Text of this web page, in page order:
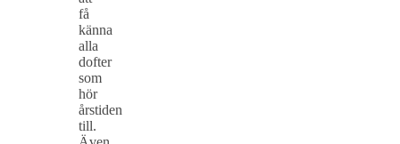
få
känna
alla
dofter
som
hör
årstiden
till.